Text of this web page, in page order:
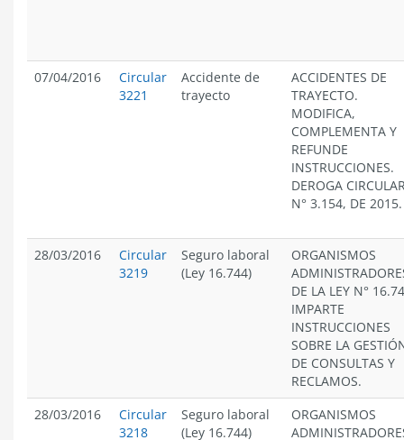
07/04/2016
Circular
3221
Accidente de
trayecto
ACCIDENTES DE
TRAYECTO.
MODIFICA,
COMPLEMENTA Y
REFUNDE
INSTRUCCIONES.
DEROGA
N° 3.154, DE 2015.
28/03/2016
Circular
3219
Seguro laboral
(Ley 16.744)
ORGANISMOS
DE LA LEY N°
IMPARTE
INSTRUCCIONES
SOBRE LA
DE CONSULTAS Y
RECLAMOS.
28/03/2016
Circular
3218
Seguro laboral
(Ley 16.744)
ORGANISMOS